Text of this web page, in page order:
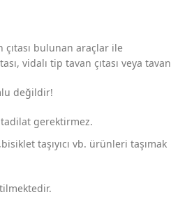
bulunan araçlar ile
vidalı tip tavan çıtası veya tavan
değildir!
gerektirmez.
taşıyıcı vb. ürünleri taşımak